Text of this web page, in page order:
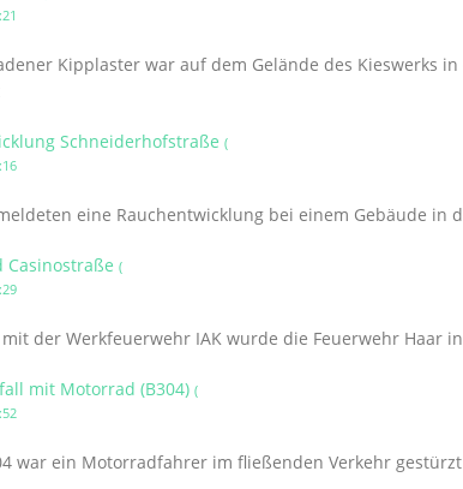
Kipplaster war auf dem Gelände des Kieswerks
Schneiderhofstraße (
eine Rauchentwicklung bei einem Gebäude in
Casinostraße (
der Werkfeuerwehr IAK wurde die Feuerwehr Haar
mit Motorrad (B304) (
war ein Motorradfahrer im fließenden Verkehr